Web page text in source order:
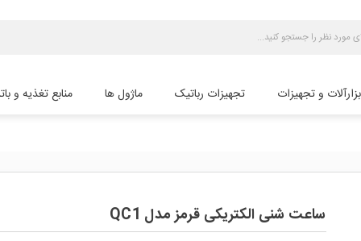
و تجهیزات تجهیزات رباتیک ماژول ها منابع تغذیه و
ساعت شنی الکتریکی قرمز مدل QC1